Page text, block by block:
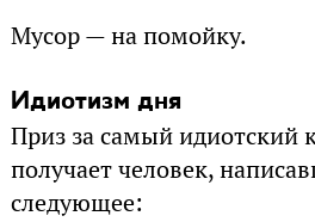
Мусор — на помойку.
Идиотизм дня
Приз за самый идиотский
получает человек,
следующее: